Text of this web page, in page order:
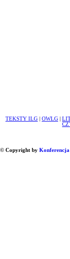
TEKSTY ILG OWLG
© Copyright by Konferencja